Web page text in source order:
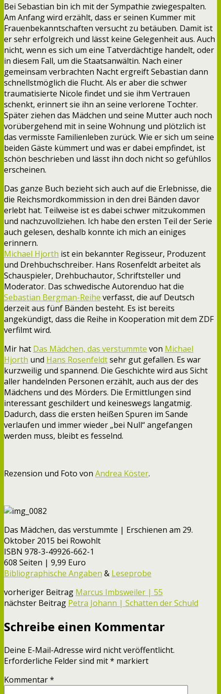
Bei Sebastian bin ich mit der Sympathie zwiegespalten.
Am Anfang wird erzählt, dass er seinen Kummer mit
Frauenbekanntschaften versucht zu betäuben. Damit ist
er sehr erfolgreich und lässt keine Gelegenheit aus. Auch
nicht, wenn es sich um eine Tatverdächtige handelt, oder
in diesem Fall, um die Staatsanwältin. Nach einer
gemeinsam verbrachten Nacht ergreift Sebastian dann
schnellstmöglich die Flucht. Als er aber die schwer
traumatisierte Nicole findet und sie ihm Vertrauen
schenkt, erinnert sie ihn an seine verlorene Tochter.
Später ziehen das Mädchen und seine Mutter auch noch
vorübergehend mit in seine Wohnung und plötzlich ist
das vermisste Familienleben zurück. Wie er sich um seine
beiden Gäste kümmert und was er dabei empfindet, ist
schön beschrieben und lässt ihn doch nicht so gefühllos
erscheinen.
Das ganze Buch bezieht sich auch auf die Erlebnisse, die
die Reichsmordkommission in den drei Bänden davor
erlebt hat. Teilweise ist es dabei schwer mitzukommen
und nachzuvollziehen. Ich habe den ersten Teil der Serie
auch gelesen, deshalb konnte ich mich an einiges
erinnern.
Michael Hjorth ist ein bekannter Regisseur, Produzent
und Drehbuchschreiber. Hans Rosenfeldt arbeitet als
Schauspieler, Drehbuchautor, Schriftsteller und
Moderator. Das schwedische Autorenduo hat die
Sebastian Bergman-Reihe verfasst, die auf Deutsch
derzeit aus fünf Bänden besteht. Es ist bereits
angekündigt, dass die Reihe in Kooperation mit dem ZDF
verfilmt wird.
Mir hat Das Mädchen, das verstummte von Michael
Hjorth und Hans Rosenfeldtsehr gut gefallen. Es war
kurzweilig und spannend. Die Geschichte wird aus Sicht
aller handelnden Personen erzählt, auch aus der des
Mädchens und des Mörders. Die Ermittlungen sind
interessant geschildert und keineswegs langatmig.
Dadurch, dass die ersten heißen Spuren im Sande
verlaufen und immer wieder „bei Null“ angefangen
werden muss, bleibt es fesselnd.
Rezension und Foto von Andrea Köster.
Das Mädchen, das verstummte | Erschienen am 29.
Oktober 2015 bei Rowohlt
ISBN 978-3-49926-662-1
608 Seiten | 9,99 Euro
Bibliographische Angaben & Leseprobe
vorheriger Beitrag Marcus Imbsweiler | 55
nächster Beitrag Petra Johann | Schatten der Schuld
Schreibe einen Kommentar
Deine E-Mail-Adresse wird nicht veröffentlicht.
Erforderliche Felder sind mit* markiert
Kommentar*